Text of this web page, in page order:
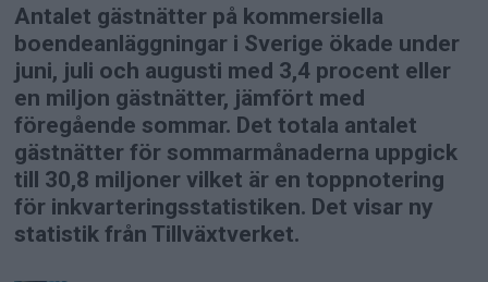
Antalet gästnätter på kommersiella
boendeanläggningar i Sverige ökade under
juni, juli och augusti med 3,4 procent eller
en miljon gästnätter, jämfört med
föregående sommar. Det totala antalet
gästnätter för sommarmånaderna uppgick
till 30,8 miljoner vilket är en toppnotering
för inkvarteringsstatistiken. Det visar ny
statistik från Tillväxtverket.